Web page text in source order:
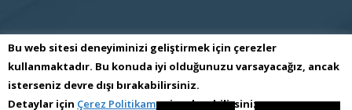
S.S İmes Sanayi Sitesi İşletme Kooperatifi
Bu web sitesi deneyiminizi geliştirmek için çerezler
kullanmaktadır. Bu konuda iyi olduğunuzu varsayacağız, ancak
isterseniz devre dışı bırakabilirsiniz.
Detaylar için Çerez Politikamızıinceleyebilirsiniz.